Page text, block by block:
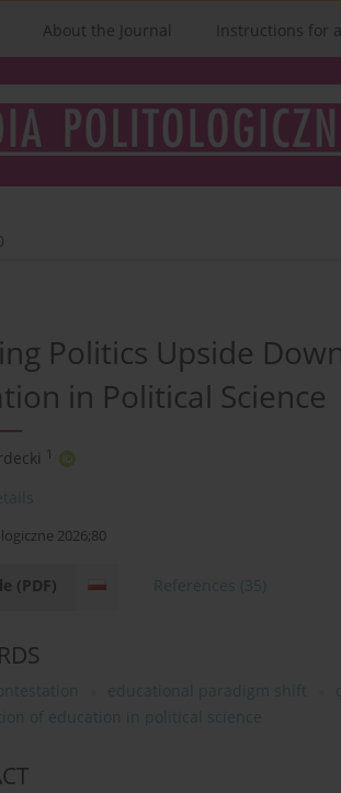
About the Journal Instructions for
Politics Upside
in Political Science
1
2026;80
(PDF) References (35)
educational paradigm shift
of education in political science